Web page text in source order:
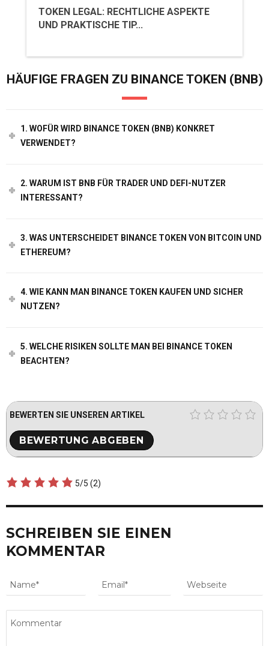
TOKEN LEGAL: RECHTLICHE ASPEKTE
UND PRAKTISCHE TIP...
HÄUFIGE FRAGEN ZU BINANCE TOKEN (BNB)
1. WOFÜR WIRD BINANCE TOKEN (BNB) KONKRET
VERWENDET?
2. WARUM IST BNB FÜR TRADER UND DEFI-NUTZER
INTERESSANT?
3. WAS UNTERSCHEIDET BINANCE TOKEN VON BITCOIN UND
ETHEREUM?
4. WIE KANN MAN BINANCE TOKEN KAUFEN UND SICHER
NUTZEN?
5. WELCHE RISIKEN SOLLTE MAN BEI BINANCE TOKEN
BEACHTEN?
BEWERTEN SIE UNSEREN ARTIKEL
5/5 (2)
SCHREIBEN SIE EINEN
KOMMENTAR